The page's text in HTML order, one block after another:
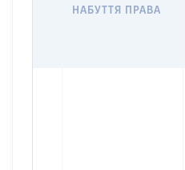
НАБУТТЯ ПРАВА